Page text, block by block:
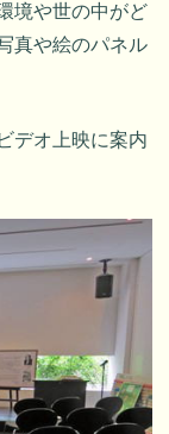
境や世の中がど
真や絵のパネル
デオ上映に案内